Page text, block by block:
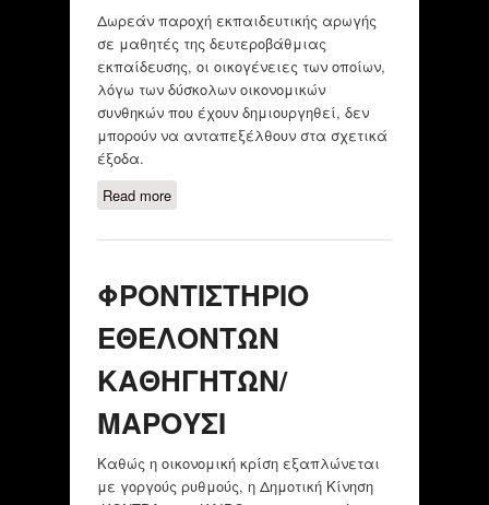
Δωρεάν παροχή εκπαιδευτικής αρωγής
σε μαθητές της δευτεροβάθμιας
εκπαίδευσης, οι οικογένειες των οποίων,
λόγω των δύσκολων οικονομικών
συνθηκών που έχουν δημιουργηθεί, δεν
μπορούν να ανταπεξέλθουν στα σχετικά
έξοδα.
Read moreabout ΚΟΙΝΩΝΙΚΟ ΦΡΟΝΤΙΣΤΗΡΙΟ
ΦΡΟΝΤΙΣΤΗΡΙΟ
ΕΘΕΛΟΝΤΩΝ
ΚΑΘΗΓΗΤΩΝ/
ΜΑΡΟΥΣΙ
Καθώς η οικονομική κρίση εξαπλώνεται
με γοργούς ρυθμούς, η Δημοτική Κίνηση